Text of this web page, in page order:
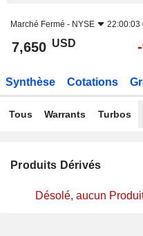
Marché Fermé - NYSE 22:00:03
7,650 USD
Synthèse Cotations
Tous Warrants Turbos
Produits Dérivés
Désolé, aucun